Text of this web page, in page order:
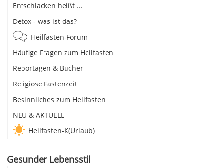
Entschlacken heißt ...
Detox - was ist das?
Heilfasten-Forum
Häufige Fragen zum Heilfasten
Reportagen & Bücher
Religiöse Fastenzeit
Besinnliches zum Heilfasten
NEU & AKTUELL
Heilfasten-K(Urlaub)
Gesunder Lebensstil